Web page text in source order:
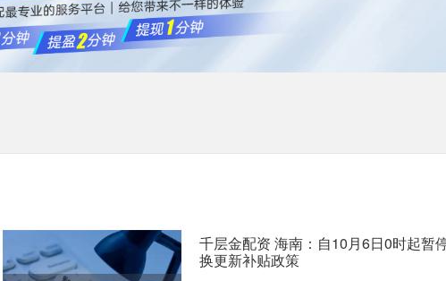
千层金配资 海南：自10月6日0时起暂
换更新补贴政策